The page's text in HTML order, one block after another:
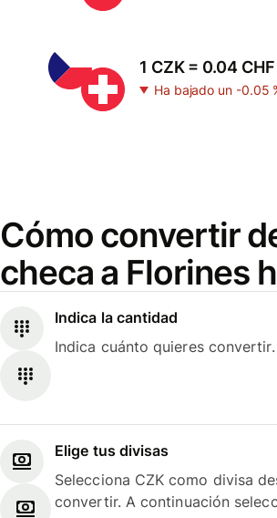
1 CZK = 0.04 CHF
Ha bajado un -0.05
Cómo convertir
checa a Florines
Indica la cantidad
Indica cuánto quieres convertir.
Elige tus divisas
Selecciona CZK como divisa
convertir. A continuación